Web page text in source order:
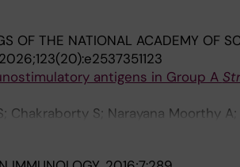
OF THE NATIONAL ACADEMY OF
2026;123(20):e2537351123
antigens in Group A
Chakraborty S; Narayana Moorthy